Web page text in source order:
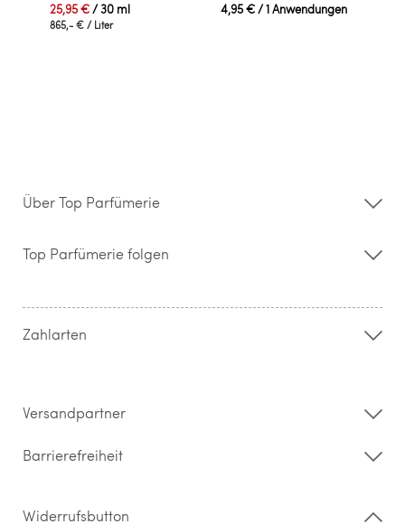
25,95 €/ 30 ml
865,- € / Liter
4,95 €/ 1 Anwendungen
Über Top Parfümerie
Storefinder
Kontakt
Widerrufsrecht & Rückgabebedingungen
Top Parfümerie folgen
Zahlarten
Versandpartner
Barrierefreiheit
Widerrufsbutton